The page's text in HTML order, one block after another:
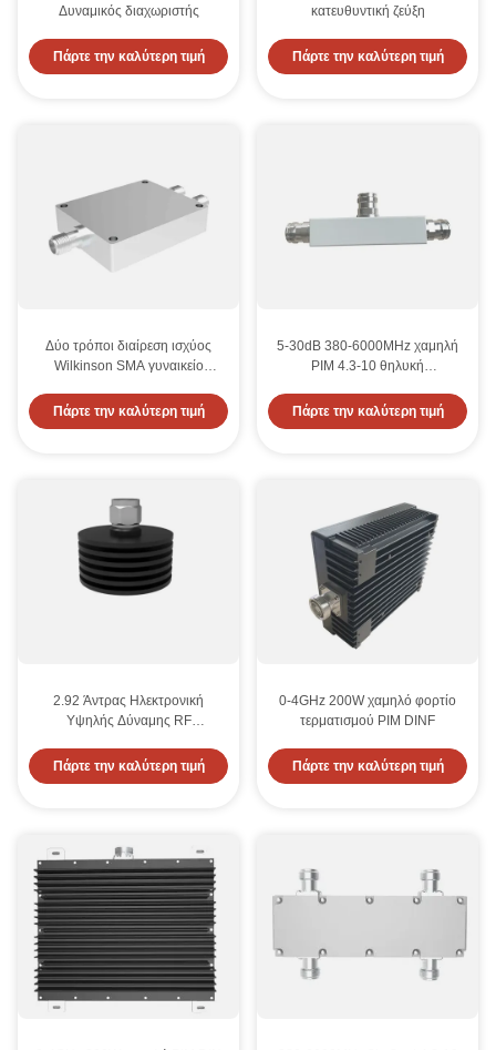
Δυναμικός διαχωριστής
Πάρτε την καλύτερη τιμή
κατευθυντική ζεύξη
Πάρτε την καλύτερη τιμή
Δύο τρόποι διαίρεση ισχύος
Wilkinson SMA γυναικείο
ζώνης
Πάρτε την καλύτερη τιμή
5-30dB 380-6000MHz χαμηλή
PIM 4.3-10 θηλυκή
Πάρτε την καλύτερη τιμή
2.92 Άντρας Ηλεκτρονική
Υψηλής Δύναμης RF
40GHz 20W
Πάρτε την καλύτερη τιμή
0-4GHz 200W χαμηλό φορτίο
τερματισμού PIM DINF
Πάρτε την καλύτερη τιμή